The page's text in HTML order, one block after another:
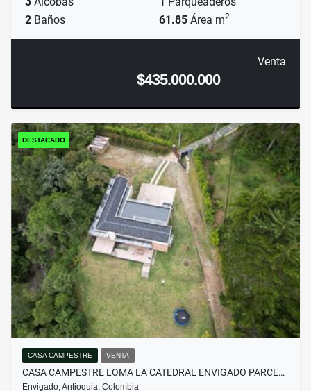
2 Baños 61.85 Área m2
Venta
$435.000.000
DESTACADO
CASA CAMPESTRE VENTA
CASA CAMPESTRE LOMA LA CATEDRAL ENVIGADO PARCE…
Envigado, Antioquia, Colombia